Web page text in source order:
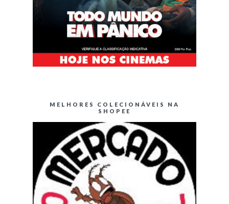
MELHORES COLECIONÁVEIS NA
SHOPEE